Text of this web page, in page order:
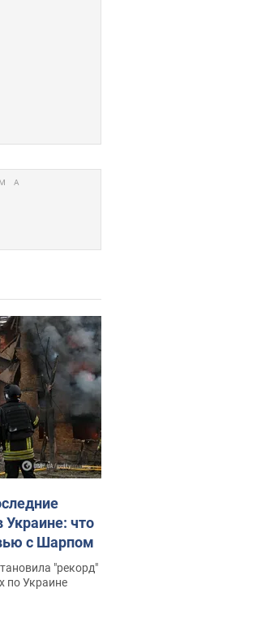
Украине: что
с Шарпом
"рекорд"
по Украине